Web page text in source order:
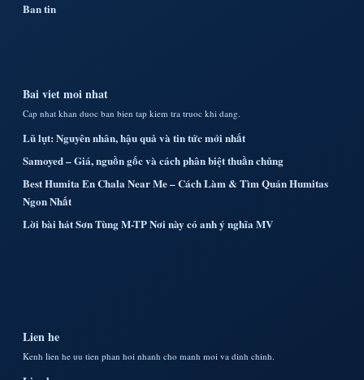
Ban tin
Bai viet moi nhat
Cap nhat khan duoc ban bien tap kiem tra truoc khi dang.
Lũ lụt: Nguyên nhân, hậu quả và tin tức mới nhất
Samoyed – Giá, nguồn gốc và cách phân biệt thuần chủng
Best Humita En Chala Near Me – Cách Làm & Tìm Quán Humitas
Ngon Nhất
Lời bài hát Sơn Tùng M-TP Nơi này có anh ý nghĩa MV
Lien he
Kenh lien he uu tien phan hoi nhanh cho manh moi va dinh chinh.